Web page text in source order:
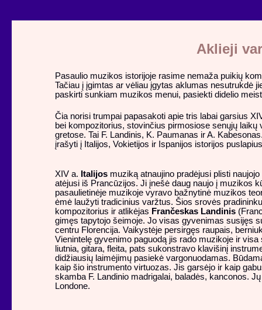
Aklieji
Pasaulio muzikos istorijoje rasime nemaža puikių
Tačiau į įgimtas ar vėliau įgytas aklumas nesutrukdė
paskirti sunkiam muzikos menui, pasiekti didelio
Čia norisi trumpai papasakoti apie tris labai garsius
bei kompozitorius, stovinčius pirmosiose senųjų laikų
gretose. Tai F. Landinis, K. Paumanas ir A.
įrašyti į Italijos, Vokietijos ir Ispanijos istorijos
XIV a. Italijos muziką atnaujino pradėjusi plisti
atėjusi iš Prancūzijos. Ji įnešė daug naujo į muzikos
pasaulietinėje muzikoje vyravo bažnytinė muzikos
ėmė laužyti tradicinius varžtus. Šios srovės
kompozitorius ir atlikėjas Frančeskas Landinis
gimęs tapytojo šeimoje. Jo visas gyvenimas susijęs
centru Florencija. Vaikystėje persirgęs raupais,
Vienintelę gyvenimo paguodą jis rado muzikoje ir
liutnia, gitara, fleita, pats sukonstravo klavišinį
didžiausių laimėjimų pasiekė vargonuodamas.
kaip šio instrumento virtuozas. Jis garsėjo ir kaip
skamba F. Landinio madrigalai, baladės, kanconos.
Londone.